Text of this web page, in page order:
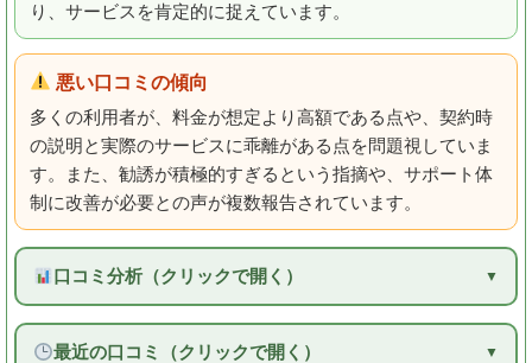
り、サービスを肯定的に捉えています。
悪い口コミの傾向
多くの利用者が、料金が想定より高額である点や、契約時
の説明と実際のサービスに乖離がある点を問題視していま
す。また、勧誘が積極的すぎるという指摘や、サポート体
制に改善が必要との声が複数報告されています。
口コミ分析（クリックで開く）
最近の口コミ（クリックで開く）